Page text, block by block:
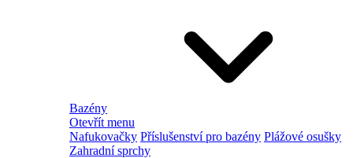
Bazény
Otevřít menu
Nafukovačky Příslušenství pro bazény Plážové osušky
Zahradní sprchy